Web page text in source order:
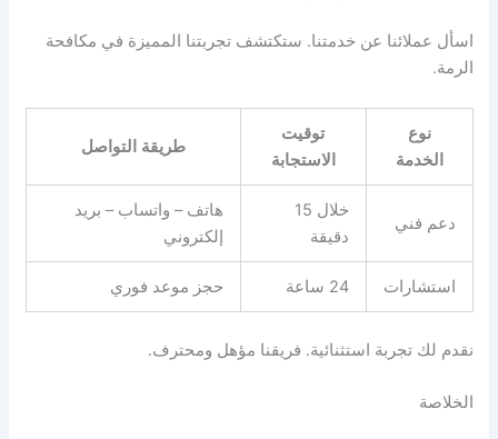
اسأل عملائنا عن خدمتنا. ستكتشف تجربتنا المميزة في مكافحة
الرمة.
نوع
الخدمة
توقيت
الاستجابة
طريقة التواصل
دعم فني
خلال 15
دقيقة
هاتف – واتساب – بريد
إلكتروني
استشارات 24 ساعة حجز موعد فوري
نقدم لك تجربة استثنائية. فريقنا مؤهل ومحترف.
الخلاصة